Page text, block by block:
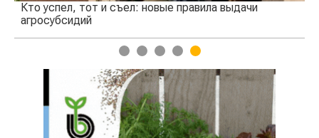
Кто успел, тот и съел: новые правила выдачи
агросубсидий
1 2 3 4 5